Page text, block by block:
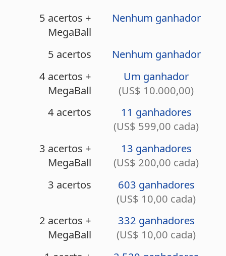
(US$ 599,00 cada)
3 acertos +
MegaBall
(US$ 200,00 cada)
3 acertos
603 ganhadores
(US$ 10,00 cada)
MegaBall
332 ganhadores
(US$ 10,00 cada)
MegaBall
(US$ 4,00 cada)
0 acerto +
MegaBall
24.271 ganhadores
(US$ 2,00 cada)